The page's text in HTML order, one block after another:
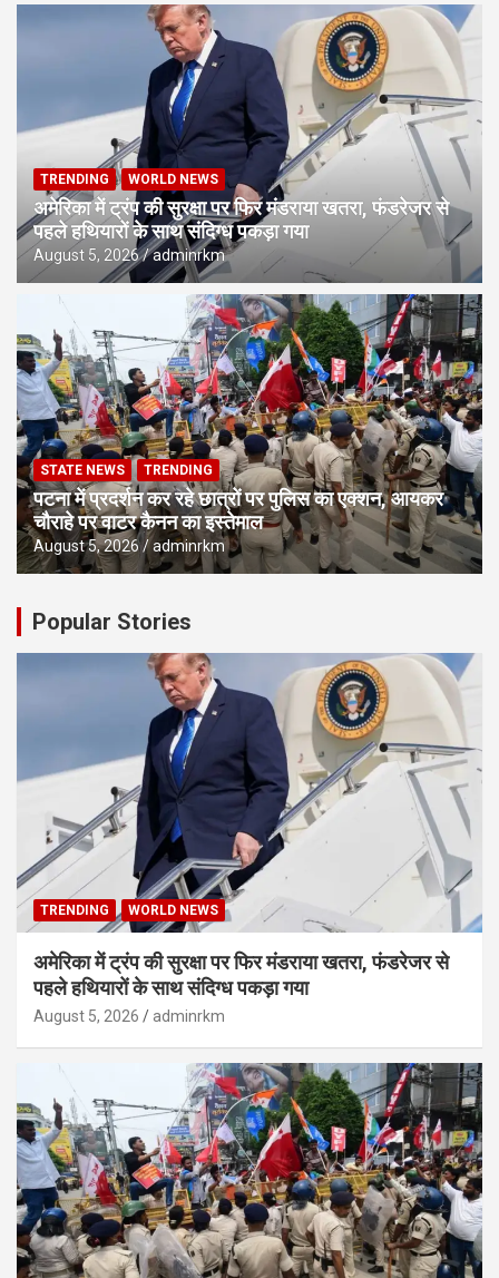
TRENDING WORLD NEWS
अमेरिका में ट्रंप की सुरक्षा पर फिर मंडराया खतरा, फंडरेजर से
पहले हथियारों के साथ संदिग्ध पकड़ा गया
August 5, 2026 adminrkm
STATE NEWS TRENDING
पटना में प्रदर्शन कर रहे छात्रों पर पुलिस का एक्शन, आयकर
चौराहे पर वाटर कैनन का इस्तेमाल
August 5, 2026 adminrkm
Popular Stories
TRENDING WORLD NEWS
अमेरिका में ट्रंप की सुरक्षा पर फिर मंडराया खतरा, फंडरेजर से
पहले हथियारों के साथ संदिग्ध पकड़ा गया
August 5, 2026 adminrkm